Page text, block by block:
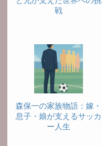
戦
森保一の家族物語：嫁・
息子・娘が支えるサッカ
ー人生